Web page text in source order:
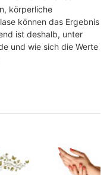
körperliche
können das Ergebnis
ist deshalb, unter
und wie sich die Werte